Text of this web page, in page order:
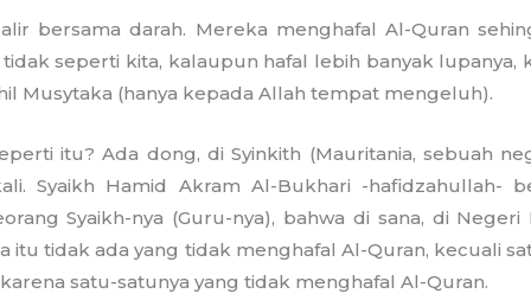
bersama darah. Mereka menghafal Al-Quran
seperti kita, kalaupun hafal lebih banyak lupanya,
Musytaka (hanya kepada Allah tempat mengeluh).
itu? Ada dong, di Syinkith (Mauritania, sebuah
Syaikh Hamid Akram Al-Bukhari -hafidzahullah-
Syaikh-nya (Guru-nya), bahwa di sana, di
itu tidak ada yang tidak menghafal Al-Quran, kecuali
satu-satunya yang tidak menghafal Al-Quran.